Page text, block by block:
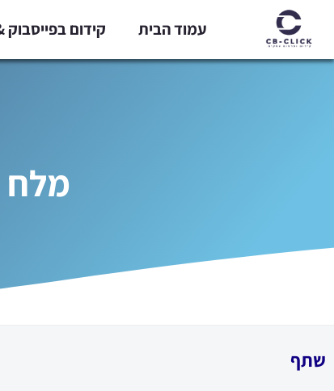
לתוכן
עמוד הבית קידום
מלח
שתף